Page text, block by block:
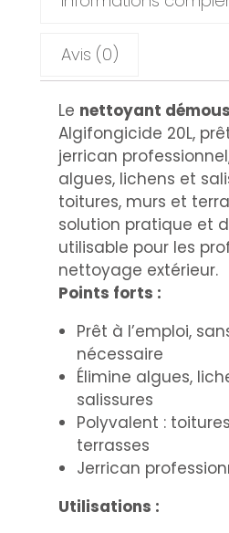
Avis (0)
Le nettoyant
Algifongicide 20L,
jerrican
algues, lichens et
toitures, murs et
solution pratique et
utilisable pour les
nettoyage extérieur.
Points forts :
Prêt à l’emploi,
nécessaire
Élimine algues,
salissures
Polyvalent :
terrasses
Jerrican
Utilisations :